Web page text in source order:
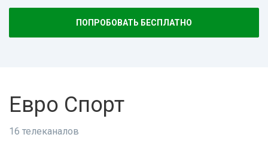
ПОПРОБОВАТЬ БЕСПЛАТНО
Евро Спорт
16 телеканалов